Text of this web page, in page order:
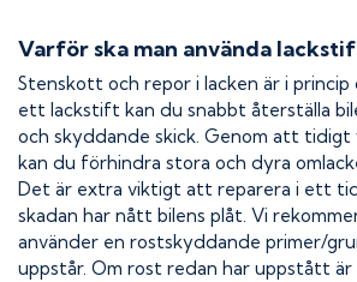
Varför ska man använda
Stenskott och repor i lacken är i princip
ett lackstift kan du snabbt återställa
och skyddande skick. Genom att tidigt
kan du förhindra stora och dyra
Det är extra viktigt att reparera i ett
skadan har nått bilens plåt. Vi
använder en rostskyddande primer/
uppstår. Om rost redan har uppstått